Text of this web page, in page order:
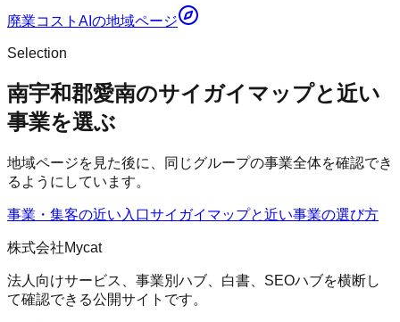
廃業コストAI の地域ページ
Selection
南宇和郡愛南のサイガイマップと近い
事業を選ぶ
地域ページを見た後に、同じグループの事業全体を確認でき
るようにしています。
事業・集客の近い入口サイガイマップと近い事業の選び方
株式会社Mycat
法人向けサービス、事業別ハブ、白書、SEOハブを横断し
て確認できる公開サイトです。